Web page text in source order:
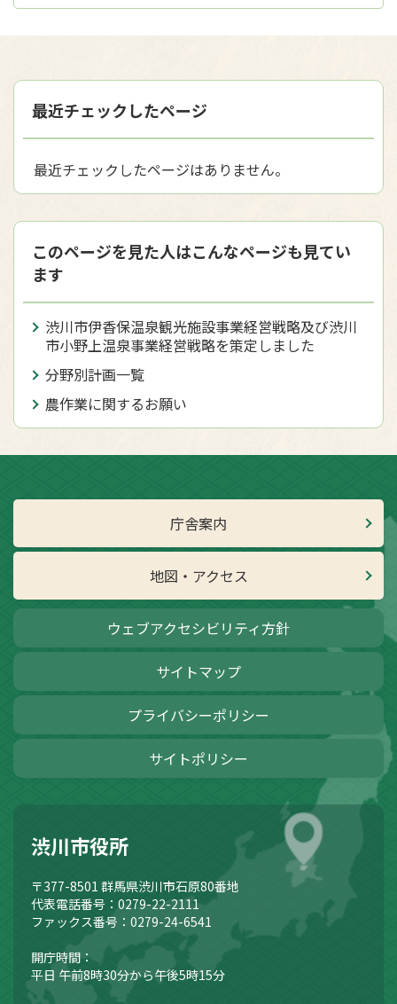
最近チェックしたページ
最近チェックしたページはありません。
このページを見た人はこんなページも見てい
ます
渋川市伊香保温泉観光施設事業経営戦略及び渋川
市小野上温泉事業経営戦略を策定しました
分野別計画一覧
農作業に関するお願い
庁舎案内
地図・アクセス
ウェブアクセシビリティ方針
サイトマップ
プライバシーポリシー
サイトポリシー
渋川市役所
〒377-8501 群馬県渋川市石原80番地
代表電話番号：0279-22-2111
ファックス番号：0279-24-6541
開庁時間：
平日 午前8時30分から午後5時15分